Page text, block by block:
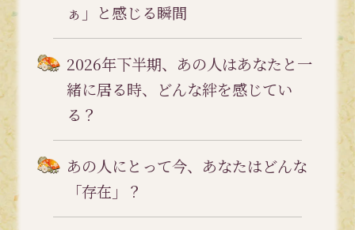
ぁ」と感じる瞬間
2026年下半期、あの人はあなたと一
緒に居る時、どんな絆を感じてい
る？
あの人にとって今、あなたはどんな
「存在」？